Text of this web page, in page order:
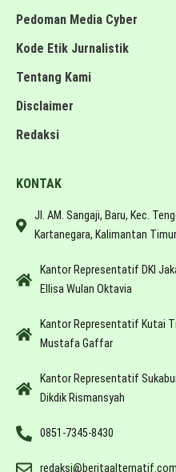
Pedoman Media Cyber
Kode Etik Jurnalistik
Tentang Kami
Disclaimer
Redaksi
KONTAK
Jl. AM. Sangaji, Baru, Kec.
Kartanegara, Kalimantan
Kantor Representatif DKI
Ellisa Wulan Oktavia
Kantor Representatif Kutai
Mustafa Gaffar
Kantor Representatif
Dikdik Rismansyah
0851-7345-8430
redaksi@beritaalternatif.com